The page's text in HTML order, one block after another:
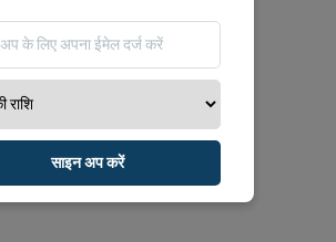
साइन अप करें